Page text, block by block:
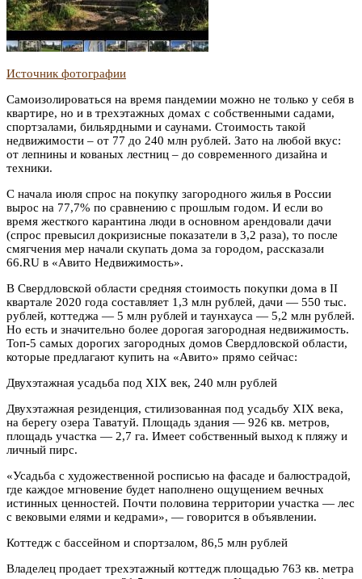
Источник фотографии
Самоизолироваться на время пандемии можно не только у себя в
квартире, но и в трехэтажных домах с собственными садами,
спортзалами, бильярдными и саунами. Стоимость такой
недвижимости – от 77 до 240 млн рублей. Зато на любой вкус:
от лепнины и кованых лестниц – до современного дизайна и
техники.
С начала июля спрос на покупку загородного жилья в России
вырос на 77,7% по сравнению с прошлым годом. И если во
время жесткого карантина люди в основном арендовали дачи
(спрос превысил докризисные показатели в 3,2 раза), то после
смягчения мер начали скупать дома за городом, рассказали
66.RU в «Авито Недвижимость».
В Свердловской области средняя стоимость покупки дома в II
квартале 2020 года составляет 1,3 млн рублей, дачи — 550 тыс.
рублей, коттеджа — 5 млн рублей и таунхауса — 5,2 млн рублей.
Но есть и значительно более дорогая загородная недвижимость.
Топ-5 самых дорогих загородных домов Свердловской области,
которые предлагают купить на «Авито» прямо сейчас:
Двухэтажная усадьба под XIX век, 240 млн рублей
Двухэтажная резиденция, стилизованная под усадьбу XIX века,
на берегу озера Таватуй. Площадь здания — 926 кв. метров,
площадь участка — 2,7 га. Имеет собственный выход к пляжу и
личный пирс.
«Усадьба с художественной росписью на фасаде и балюстрадой,
где каждое мгновение будет наполнено ощущением вечных
истинных ценностей. Почти половина территории участка — лес
с вековыми елями и кедрами», — говорится в объявлении.
Коттедж с бассейном и спортзалом, 86,5 млн рублей
Владелец продает трехэтажный коттедж площадью 763 кв. метра